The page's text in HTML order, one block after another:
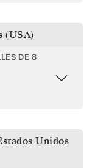
(USA)
DE 8
Unidos